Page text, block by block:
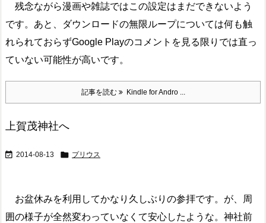
残念ながら漫画や雑誌ではこの設定はまだできないよう
です。あと、ダウンロードの無限ループについては何も触
れられておらずGoogle Playのコメントを見る限りでは直っ
ていない可能性が高いです。
記事を読む Kindle for Andro ...
上賀茂神社へ
 2014-08-13  プリウス
お盆休みを利用してかなり久しぶりの参拝です。が、周
囲の様子が全然変わっていなくて安心したような。神社前